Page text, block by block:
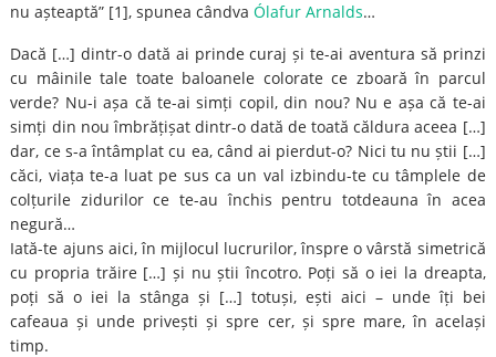
nu așteaptă” [1], spunea cândvaÓlafur Arnalds…
Dacă […] dintr-o dată ai prinde curaj și te-ai aventura să prinzi
cu mâinile tale toate baloanele colorate ce zboară în parcul
verde? Nu-i așa că te-ai simți copil, din nou? Nu e așa că te-ai
simți din nou îmbrățișat dintr-o dată de toată căldura aceea […]
dar, ce s-a întâmplat cu ea, când ai pierdut-o? Nici tu nu știi […]
căci, viața te-a luat pe sus ca un val izbindu-te cu tâmplele de
colțurile zidurilor ce te-au închis pentru totdeauna în acea
negură…
Iată-te ajuns aici, în mijlocul lucrurilor, înspre o vârstă simetrică
cu propria trăire […] și nu știi încotro. Poți să o iei la dreapta,
poți să o iei la stânga și […] totuși, ești aici – unde îți bei
cafeaua și unde privești și spre cer, și spre mare, în același
timp.